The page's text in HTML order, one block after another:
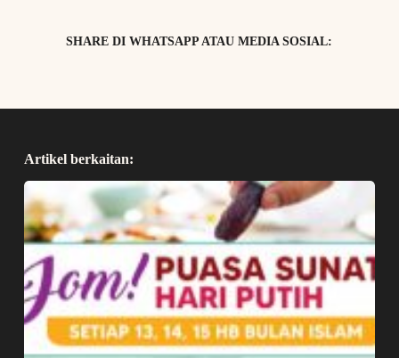
SHARE DI WHATSAPP ATAU MEDIA SOSIAL:
Artikel berkaitan: